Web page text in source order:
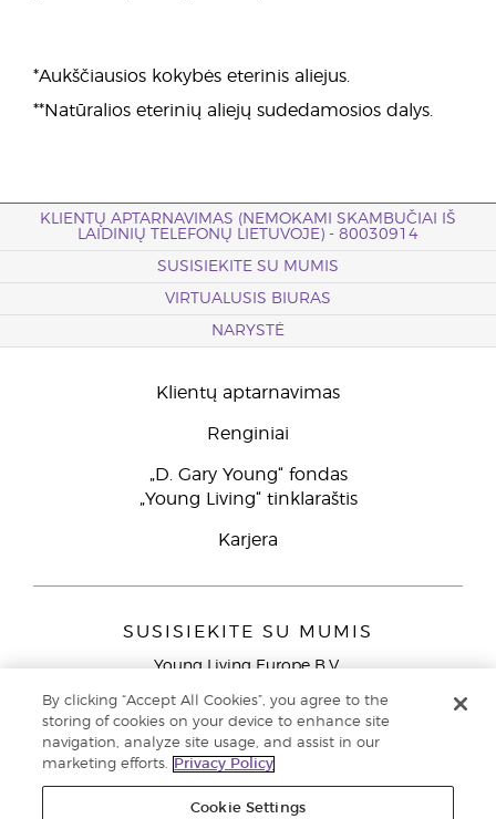
*Aukščiausios kokybės eterinis aliejus.
**Natūralios eterinių aliejų sudedamosios dalys.
KLIENTŲ APTARNAVIMAS (NEMOKAMI SKAMBUČIAI IŠ
LAIDINIŲ TELEFONŲ LIETUVOJE) - 80030914
SUSISIEKITE SU MUMIS
VIRTUALUSIS BIURAS
NARYSTĖ
Klientų aptarnavimas
Renginiai
„D. Gary Young“ fondas
„Young Living“ tinklaraštis
Karjera
SUSISIEKITE SU MUMIS
Young Living Europe B.V.
9727 AJ Groningen
Klientų aptarnavimas (nemokami skambučiai iš laidinių
telefonų Lietuvoje)80030914
By clicking “Accept All Cookies”, you agree to the
storing of cookies on your device to enhance site
navigation, analyze site usage, and assist in our
marketing efforts.
Privacy Policy
Cookie Settings